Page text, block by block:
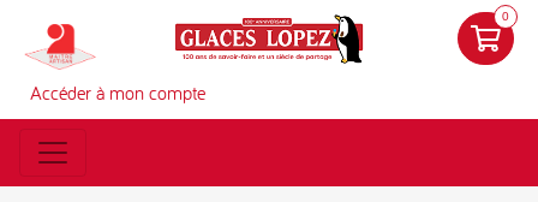
Accéder à mon compte
0